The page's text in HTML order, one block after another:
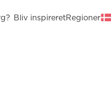
Bliv inspireretRegioner